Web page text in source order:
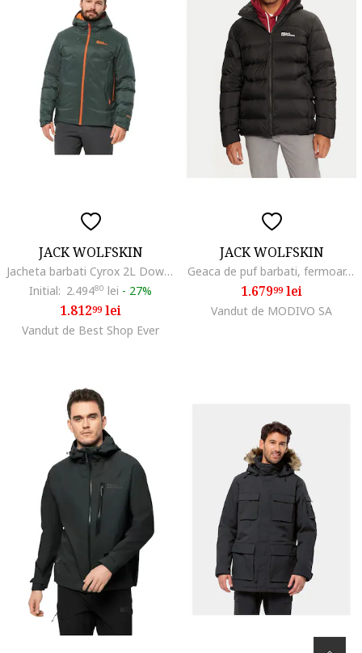
JACK WOLFSKIN
Jacheta barbati Cyrox 2L Down, verde, puf, impermdwqfabila, Verde
Initial: 2.49480 lei - 27%
1.81299lei
Vandut de Best Shop Ever
JACK WOLFSKIN
Geaca de puf barbati, fermoar, negru, poliester reciclat,
1.67999lei
Vandut de MODIVO SA